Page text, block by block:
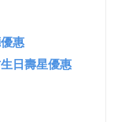
惠
日壽星優惠